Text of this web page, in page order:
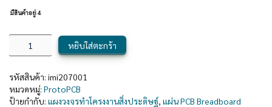
มีสินค้าอยู่ 4
หยิบใส่ตะกร้า
รหัสสินค้า: imi207001
หมวดหมู่: ProtoPCB
ป้ายกำกับ: แผงวงจรทำโครงงานสิ่งประดิษฐ์, แผ่น PCB Breadboard